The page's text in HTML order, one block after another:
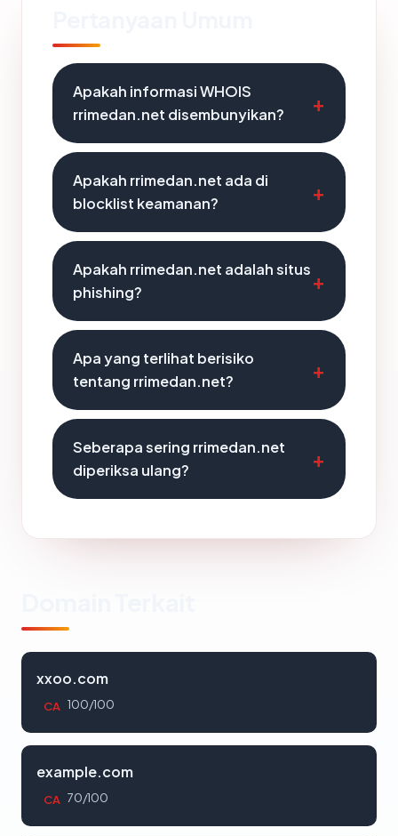
Apakah informasi WHOIS
rrimedan.net disembunyikan?
Apakah rrimedan.net ada di
blocklist keamanan?
Apakah rrimedan.net adalah situs
phishing?
Apa yang terlihat berisiko
tentang rrimedan.net?
Seberapa sering rrimedan.net
diperiksa ulang?
xxoo.com
CA 100/100
example.com
CA 70/100